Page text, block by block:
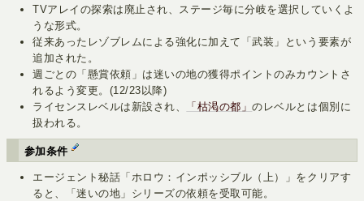
TVアレイの探索は廃止され、ステージ毎に分岐を選択していくよ
うな形式。
従来あったレゾブレムによる強化に加えて「武装」という要素が
追加された。
週ごとの「懸賞依頼」は迷いの地の獲得ポイントのみカウントさ
れるよう変更。(12/23以降)
ライセンスレベルは新設され、
「枯渇の都」のレベルとは個別に
扱われる。
参加条件
エージェント秘話「ホロウ：インポッシブル（上）」をクリアす
ると、「迷いの地」シリーズの依頼を受取可能。